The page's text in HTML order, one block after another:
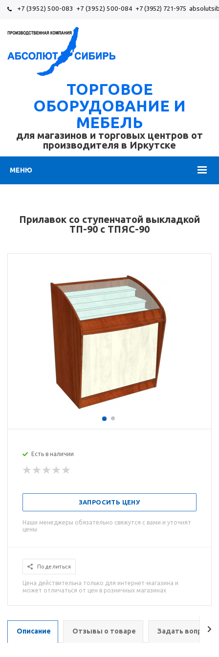
+7 (3952) 500-083 +7 (3952) 500-084 +7 (3952) 721-975
МЕНЮ
ТОРГОВОЕ
ОБОРУДОВАНИЕ И
МЕБЕЛЬ
для магазинов и торговых центров от
производителя в Иркутске
Прилавок со ступенчатой выкладкой
ТП-90 с ТПЯС-90
Есть в наличии
ЗАПРОСИТЬ ЦЕНУ
Наши менеджеры обязательно свяжутся с вами и уточнят
цены
Поделиться
Цена действительна только для интернет-магазина и
может отличаться от цен в розничных магазинах
Описание Отзывы о товаре Задать вопрос